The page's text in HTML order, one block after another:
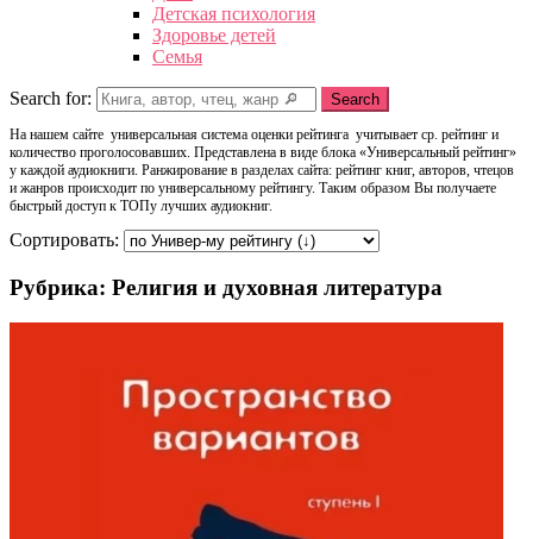
Детская психология
Здоровье детей
Семья
Search for: Search
На нашем сайте универсальная система оценки рейтинга учитывает ср. рейтинг и
количество проголосовавших. Представлена в виде блока «Универсальный рейтинг»
у каждой аудиокниги. Ранжирование в разделах сайта: рейтинг книг, авторов, чтецов
и жанров происходит по универсальному рейтингу. Таким образом Вы получаете
быстрый доступ к ТОПу лучших аудиокниг.
Сортировать:
Рубрика: Религия и духовная литература